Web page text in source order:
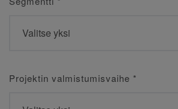
Projektin valmistumisvaihe *